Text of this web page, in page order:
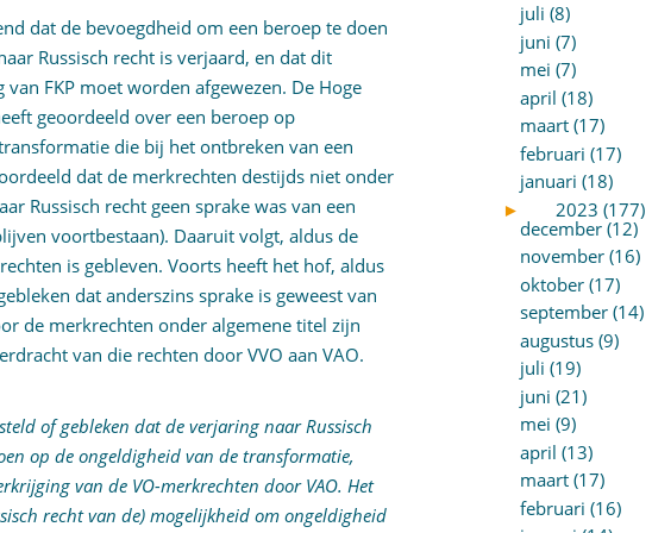
dat de bevoegdheid om een beroep te doen
Russisch recht is verjaard, en dat dit
FKP moet worden afgewezen. De Hoge
geoordeeld over een beroep op
die bij het ontbreken van een
dat de merkrechten destijds niet onder
Russisch recht geen sprake was van een
voortbestaan). Daaruit volgt, aldus de
is gebleven. Voorts heeft het hof, aldus
dat anderszins sprake is geweest van
de merkrechten onder algemene titel zijn
van die rechten door VVO aan VAO.
of gebleken dat de verjaring naar Russisch
op de ongeldigheid van de transformatie,
van de VO-merkrechten door VAO. Het
recht van de) mogelijkheid om ongeldigheid
juli (8)
juni (7)
mei (7)
april (18)
maart (17)
februari (17)
januari (18)
►
2023 (177)
december (12)
november (16)
oktober (17)
september (14)
augustus (9)
juli (19)
juni (21)
mei (9)
april (13)
maart (17)
februari (16)